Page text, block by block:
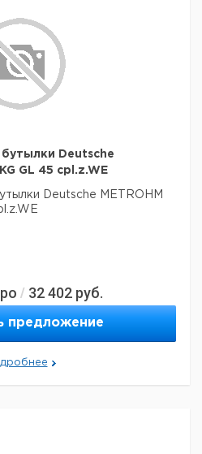
Deutsche
GL 45 cpl.z.WE
Deutsche METROHM
/ 32 402 руб.
предложение